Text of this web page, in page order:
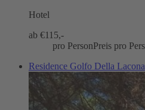
Hotel
ab €115,-
pro PersonPreis pro
Residence Golfo Della Lacona